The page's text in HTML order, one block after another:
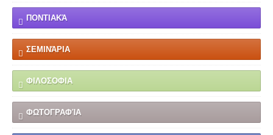
ΠΟΝΤΙΑΚΆ
ΣΕΜΙΝΆΡΙΑ
ΦΙΛΟΣΟΦΙΑ
ΦΩΤΟΓΡΑΦΊΑ